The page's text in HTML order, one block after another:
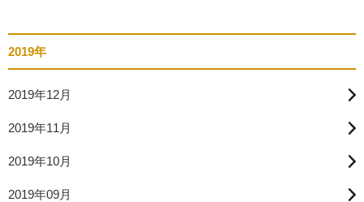
2019年
2019年12月
2019年11月
2019年10月
2019年09月